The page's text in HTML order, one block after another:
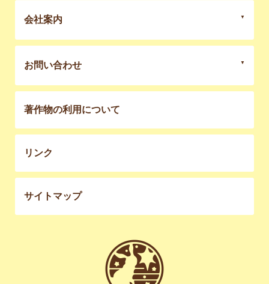
会社案内
お問い合わせ
著作物の利用について
リンク
サイトマップ